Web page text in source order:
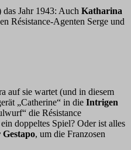
Jahr 1943: Auch Katharina
Résistance-Agenten Serge und
auf sie wartet (und in diesem
„Catherine“ in die Intrigen
die Résistance
doppeltes Spiel? Oder ist alles
, um die Franzosen